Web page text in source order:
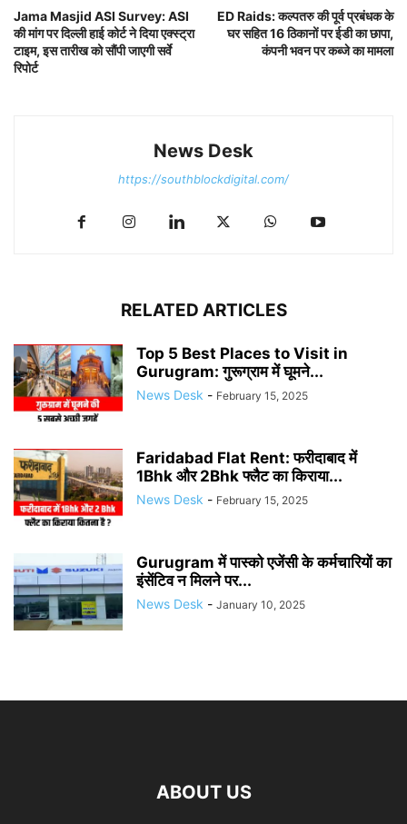
Jama Masjid ASI Survey: ASI
की मांग पर दिल्ली हाई कोर्ट ने दिया एक्स्ट्रा
टाइम, इस तारीख को सौंपी जाएगी सर्वे
रिपोर्ट
ED Raids: कल्पतरु की पूर्व प्रबंधक के
घर सहित 16 ठिकानों पर ईडी का छापा,
कंपनी भवन पर कब्जे का मामला
News Desk
https://southblockdigital.com/
RELATED ARTICLES
Top 5 Best Places to Visit in
Gurugram: गुरूग्राम में घूमने...
News Desk - February 15, 2025
Faridabad Flat Rent: फरीदाबाद में
1Bhk और 2Bhk फ्लैट का किराया...
News Desk - February 15, 2025
Gurugram में पास्को एजेंसी के कर्मचारियों का
इंसेंटिव न मिलने पर...
News Desk - January 10, 2025
ABOUT US